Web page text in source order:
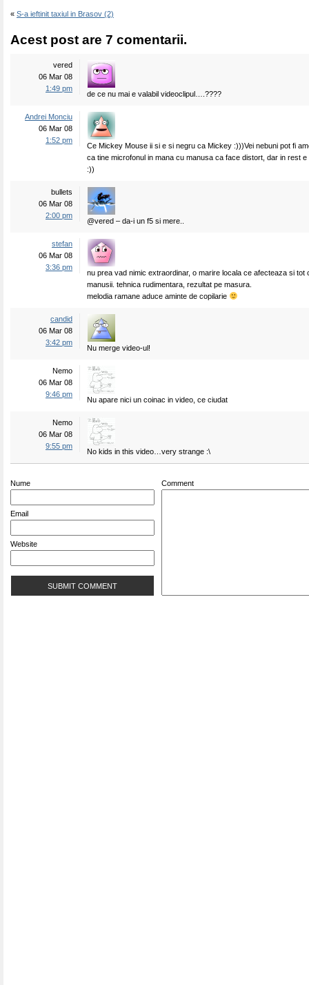
« S-a ieftinit taxiul in Brasov (2)
Acest post are 7 comentarii.
vered
06 Mar 08
1:49 pm
de ce nu mai e valabil videoclipul….????
Andrei Monciu
06 Mar 08
1:52 pm
Ce Mickey Mouse ii si e si negru ca Mickey :)))Vei nebuni pot fi
ca tine microfonul in mana cu manusa ca face distort, dar in rest e
:))
bullets
06 Mar 08
2:00 pm
@vered – da-i un f5 si mere..
stefan
06 Mar 08
3:36 pm
nu prea vad nimic extraordinar, o marire locala ce afecteaza si tot
manusii. tehnica rudimentara, rezultat pe masura.
melodia ramane aduce aminte de copilarie
candid
06 Mar 08
3:42 pm
Nu merge video-ul!
Nemo
06 Mar 08
9:46 pm
Nu apare nici un coinac in video, ce ciudat
Nemo
06 Mar 08
9:55 pm
No kids in this video…very strange :\
Nume
Email
Website
Comment